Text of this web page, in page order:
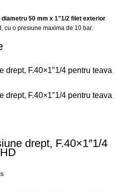
50 mm x 1"1/2 filet exterior
cu o presiune maxima de 10 bar.
drept, F.40×1″1/4